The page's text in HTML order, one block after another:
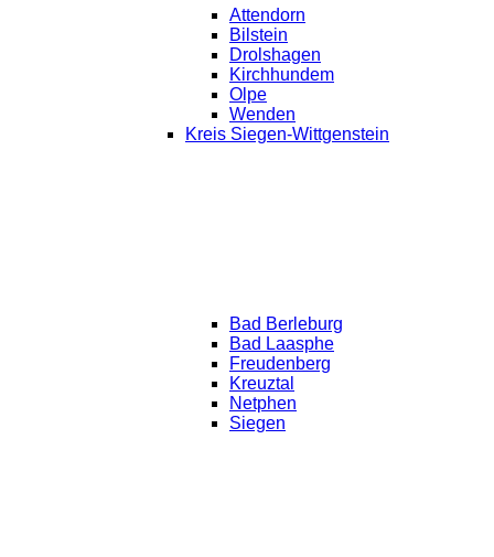
Attendorn
Bilstein
Drolshagen
Kirchhundem
Olpe
Wenden
Kreis Siegen-Wittgenstein
Bad Berleburg
Bad Laasphe
Freudenberg
Kreuztal
Netphen
Siegen